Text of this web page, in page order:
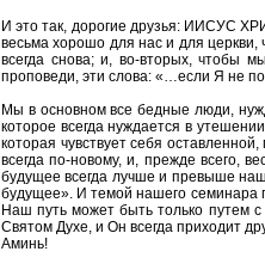
И это так, дорогие друзья:
весьма хорошо для нас и для церкви,
всегда снова; и, во-вторых, чтобы
проповеди, эти слова: «…если Я не
Мы в основном все бедные люди,
которое всегда нуждается в
которая чувствует себя
всегда по-новому, и, прежде всего,
будущее всегда лучше и превыше
будущее». И темой нашего семинара
Наш путь может быть только путем
Святом Духе, и Он всегда приходит
Аминь!